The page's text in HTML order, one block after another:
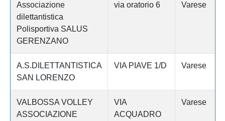
Associazione
dilettantistica
Polisportiva SALUS
GERENZANO
via oratorio 6 Varese
A.S.DILETTANTISTICA
SAN LORENZO
VIA PIAVE 1/D Varese
VALBOSSA VOLLEY
ASSOCIAZIONE
VIA
ACQUADRO
Varese